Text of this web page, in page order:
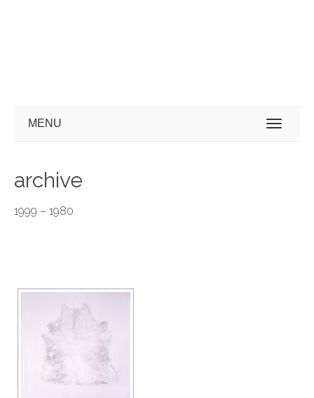
MENU
archive
1999 – 1980